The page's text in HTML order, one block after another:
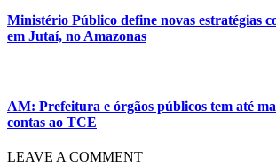
Ministério Público define novas estratégias
em Jutaí, no Amazonas
AM: Prefeitura e órgãos públicos tem até
contas ao TCE
LEAVE A COMMENT